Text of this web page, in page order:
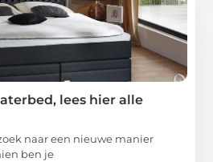
lees hier alle
naar een nieuwe manier
ben je